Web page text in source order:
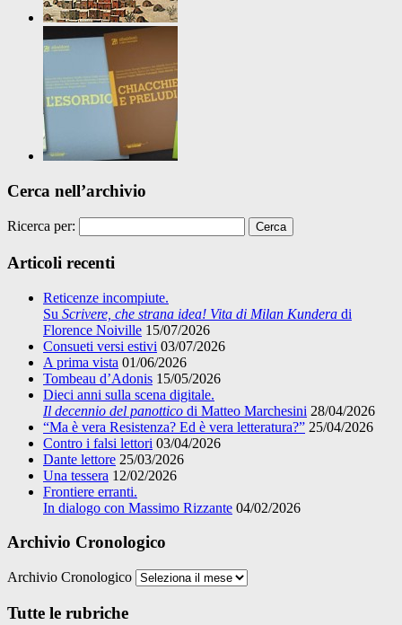
Cerca nell’archivio
Ricerca per:
Articoli recenti
Reticenze incompiute.
Su Scrivere, che strana idea! Vita di Milan Kundera di
Florence Noiville 15/07/2026
Consueti versi estivi 03/07/2026
A prima vista 01/06/2026
Tombeau d’Adonis 15/05/2026
Dieci anni sulla scena digitale.
Il decennio del panottico di Matteo Marchesini 28/04/2026
“Ma è vera Resistenza? Ed è vera letteratura?” 25/04/2026
Contro i falsi lettori 03/04/2026
Dante lettore 25/03/2026
Una tessera 12/02/2026
Frontiere erranti.
In dialogo con Massimo Rizzante 04/02/2026
Archivio Cronologico
Archivio Cronologico
Tutte le rubriche